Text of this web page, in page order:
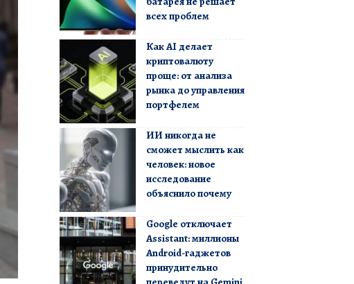
всех проблем
Как AI делает
криптовалюту
проще: от анализа
рынка до управления
портфелем
ИИ никогда не
сможет мыслить как
человек: новое
исследование
объяснило почему
Google отключает
Assistant: миллионы
Android-гаджетов
принудительно